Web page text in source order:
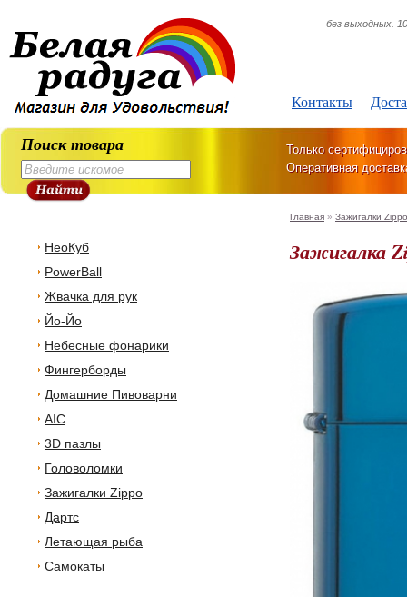
Контакты
без выходных.
Поиск товара
Только
Оперативная
НеоКуб
PowerBall
Жвачка для рук
Йо-Йо
Небесные фонарики
Фингерборды
Домашние Пивоварни
AIC
3D пазлы
Головоломки
Зажигалки Zippo
Дартс
Летающая рыба
Самокаты
Главная » Зажигалки Zippo
Зажигалка